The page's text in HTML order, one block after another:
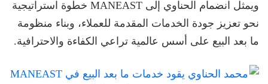
ويمثل انضمام الحناوي إلى MANEAST خطوة استراتيجية
نحو تعزيز جودة الخدمات المقدمة للعملاء، وبناء منظومة
ما بعد البيع على أسس عالمية تراعي الكفاءة والاحترافية.